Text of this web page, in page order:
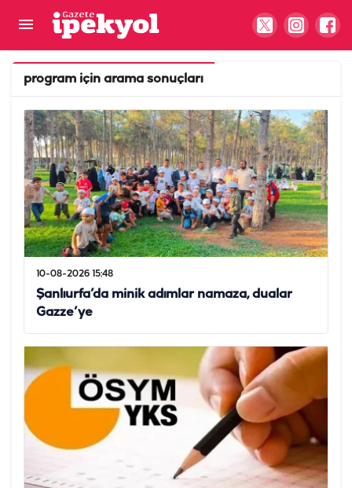
program için arama sonuçları
10-08-2026 15:48
Şanlıurfa’da minik adımlar namaza, dualar
Gazze’ye